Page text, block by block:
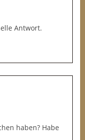
Antwort.
haben? Habe